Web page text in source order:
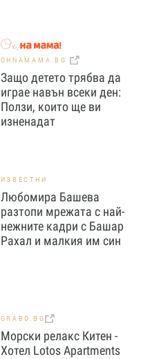
OHNAMAMA.BG
Защо детето трябва да
играе навън всеки ден:
Ползи, които ще ви
изненадат
ИЗВЕСТНИ
Любомира Башева
разтопи мрежата с най-
нежните кадри с Башар
Рахал и малкия им син
GRABO.BG
Морски релакс Китен -
Хотел Lotos Apartments